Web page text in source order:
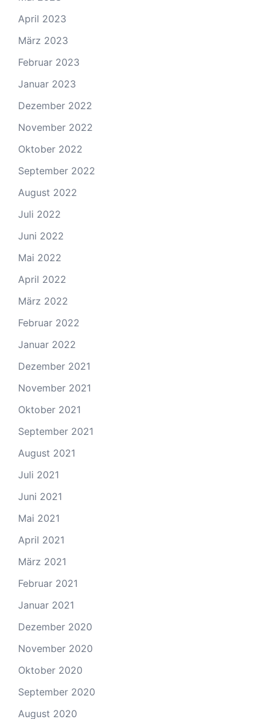
April 2023
März 2023
Februar 2023
Januar 2023
Dezember 2022
November 2022
Oktober 2022
September 2022
August 2022
Juli 2022
Juni 2022
Mai 2022
April 2022
März 2022
Februar 2022
Januar 2022
Dezember 2021
November 2021
Oktober 2021
September 2021
August 2021
Juli 2021
Juni 2021
Mai 2021
April 2021
März 2021
Februar 2021
Januar 2021
Dezember 2020
November 2020
Oktober 2020
September 2020
August 2020